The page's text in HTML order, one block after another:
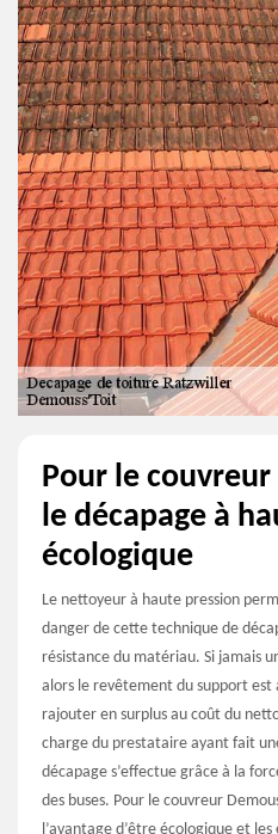
Pour le
le décapage à
écologique
Le nettoyeur à haute pression
danger de cette technique de
résistance du matériau. Si jamais
alors le revêtement du support
rajouter en surplus au coût du
charge du prestataire ayant fait
décapage s’effectue grâce à la
des buses. Pour le couvreur
l’avantage d’être écologique et